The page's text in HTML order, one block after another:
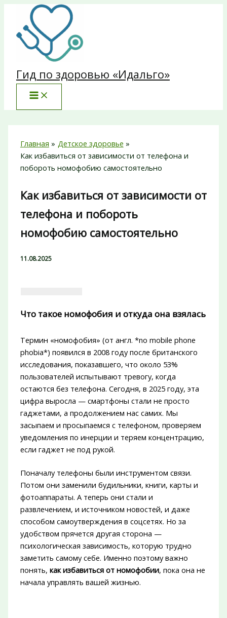
Перейти
содержимому
Гид по здоровью «Идальго»
Главная
Детское здоровье
Как избавиться от зависимости от телефона и
побороть номофобию самостоятельно
Как избавиться от зависимости от
телефона и побороть
номофобию самостоятельно
11.08.2025
Что такое номофобия и откуда она взялась
Термин «номофобия» (от англ. *no mobile phone
phobia*) появился в 2008 году после британского
исследования, показавшего, что около 53%
пользователей испытывают тревогу, когда
остаются без телефона. Сегодня, в 2025 году, эта
цифра выросла — смартфоны стали не просто
гаджетами, а продолжением нас самих. Мы
засыпаем и просыпаемся с телефоном, проверяем
уведомления по инерции и теряем концентрацию,
если гаджет не под рукой.
Поначалу телефоны были инструментом связи.
Потом они заменили будильники, книги, карты и
фотоаппараты. А теперь они стали и
развлечением, и источником новостей, и даже
способом самоутверждения в соцсетях. Но за
удобством прячется другая сторона —
психологическая зависимость, которую трудно
заметить самому себе. Именно поэтому важно
понять, как избавиться от номофобии, пока она не
начала управлять вашей жизнью.